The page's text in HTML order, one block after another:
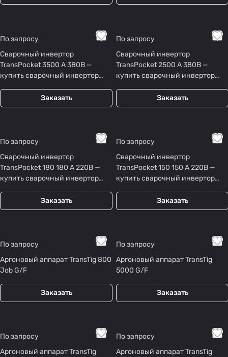
По запросу
Сварочный инвертор
TransPocket 3500 А 380В —
купить сварочный инвертор
Заказать
По запросу
Сварочный инвертор
TransPocket 2500 А 380В —
купить сварочный инвертор
Заказать
По запросу
Сварочный инвертор
TransPocket 180 180 А 220В —
купить сварочный инвертор
Заказать
По запросу
Сварочный инвертор
TransPocket 150 150 А 220В —
купить сварочный инвертор
Заказать
По запросу
Аргоновый аппарат TransTig 800
Job G/F
Заказать
По запросу
Аргоновый аппарат TransTig
5000 G/F
Заказать
По запросу
Аргоновый аппарат TransTig
По запросу
Аргоновый аппарат TransTig